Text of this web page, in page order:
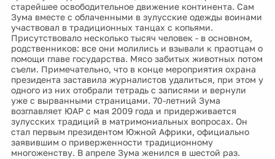
старейшее освободительное движение континента. Сам
Зума вместе с облаченными в зулусские одежды воинами
участвовал в традиционных танцах с копьями.
Присутствовало несколько тысяч человек - в основном,
родственников: все они молились и взывали к праотцам о
помощи главе государства. Мясо забитых животных потом
съели. Примечательно, что в конце мероприятия охрана
президента заставила журналистов удалиться, при этом у
одного из них отобрали тетрадь с записями и вернули
уже с вырванными страницами. 70-летний Зума
возглавляет ЮАР с мая 2009 года и придерживается
зулусских традиций в матримониальных вопросах. Он
стал первым президентом Южной Африки, официально
заявившим о приверженности традиционному
многоженству. В апреле Зума женился в шестой раз.